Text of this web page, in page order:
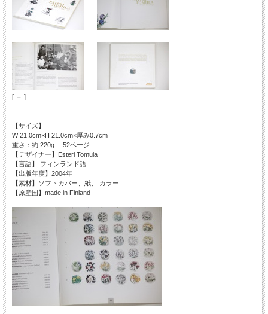
[ ＋ ]
【サイズ】
W 21.0cm×H 21.0cm×厚み0.7cm
重さ：約 220g 52ページ
【デザイナー】Esteri Tomula
【言語】 フィンランド語
【出版年度】2004年
【素材】ソフトカバー、紙、 カラー
【原産国】made in Finland